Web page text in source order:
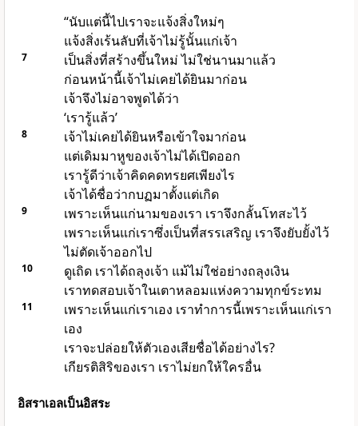
“นับแต่นี้ไปเราจะแจ้งสิ่งใหม่ๆ
แจ้งสิ่งเร้นลับที่เจ้าไม่รู้นั้นแก่เจ้า
7
เป็นสิ่งที่สร้างขึ้นใหม่ ไม่ใช่นานมาแล้ว
ก่อนหน้านี้เจ้าไม่เคยได้ยินมาก่อน
เจ้าจึงไม่อาจพูดได้ว่า
‘เรารู้แล้ว’
8
เจ้าไม่เคยได้ยินหรือเข้าใจมาก่อน
แต่เดิมมาหูของเจ้าไม่ได้เปิดออก
เรารู้ดีว่าเจ้าคิดคดทรยศเพียงไร
เจ้าได้ชื่อว่ากบฏมาตั้งแต่เกิด
9
เพราะเห็นแก่นามของเรา เราจึงกลั้นโทสะไว้
เพราะเห็นแก่เราซึ่งเป็นที่สรรเสริญ เราจึงยับยั้งไว้
ไม่ตัดเจ้าออกไป
10
ดูเถิด เราได้ถลุงเจ้า แม้ไม่ใช่อย่างถลุงเงิน
เราทดสอบเจ้าในเตาหลอมแห่งความทุกข์ระทม
11
เพราะเห็นแก่เราเอง เราทำการนี้เพราะเห็นแก่เรา
เอง
เราจะปล่อยให้ตัวเองเสียชื่อได้อย่างไร?
เกียรติสิริของเรา เราไม่ยกให้ใครอื่น
อิสราเอลเป็นอิสระ